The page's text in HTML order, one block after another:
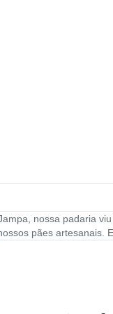
nossa padaria
pães artesanais.